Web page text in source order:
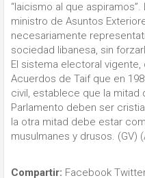
“laicismo al que
ministro de Asuntos
necesariamente
sociedad libanesa, sin
El sistema electoral
Acuerdos de Taif que en
civil, establece que la mitad
Parlamento deben ser
la otra mitad debe estar
musulmanes y drusos. (GV)
Compartir: Facebook